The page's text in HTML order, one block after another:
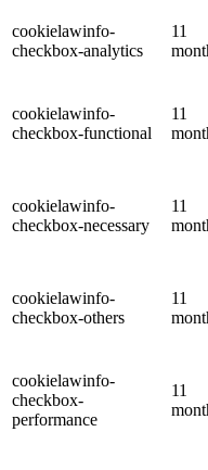
cookielawinfo-
checkbox-analytics
11
cookielawinfo-
checkbox-functional
11
cookielawinfo-
checkbox-necessary
11
cookielawinfo-
checkbox-others
11
cookielawinfo-
checkbox-
performance
11